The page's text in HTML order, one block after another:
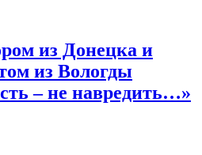
из Донецка и
из Вологды
– не навредить…»